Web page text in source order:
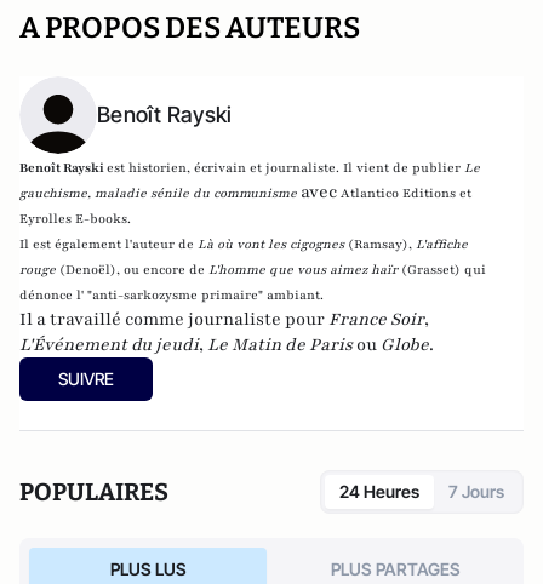
A PROPOS DES AUTEURS
Benoît Rayski
Benoît Rayskiest historien, écrivain et journaliste. Il vient de publier Le
gauchisme, maladie sénile du communisme avec Atlantico Editions et
Eyrolles E-books.
Il est également l'auteur de Là où vont les cigognes (Ramsay), L'affiche
rouge (Denoël), ou encore de L'homme que vous aimez haïr (Grasset) qui
dénonce l' "anti-sarkozysme primaire" ambiant.
Il a travaillé comme journaliste pour France Soir,
L'Événement du jeudi, Le Matin de Parisou Globe.
SUIVRE
POPULAIRES 24 Heures 7 Jours
PLUS LUS PLUS PARTAGES